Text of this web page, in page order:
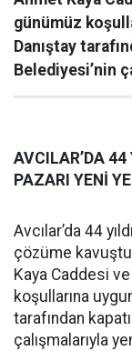
günümüz
Danıştay
Belediyesi’nin
AVCILAR’DA
PAZARI YENİ
Avcılar’da 44
çözüme
Kaya Caddesi
koşullarına
tarafından
çalışmalarıyla